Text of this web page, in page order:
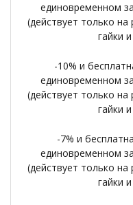
единовременном
(действует только
гайки
-10% и
единовременном
(действует только
гайки
-7% и
единовременном
(действует только
гайки